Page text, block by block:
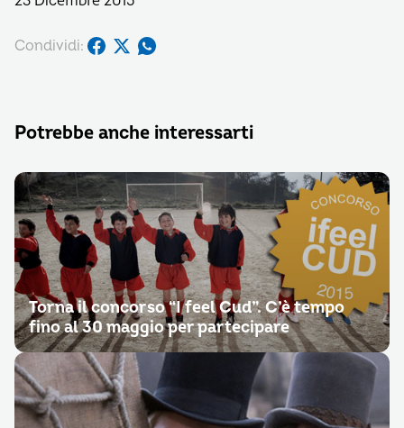
Condividi:
Potrebbe anche interessarti
Torna il concorso “I feel Cud”. C’è tempo
fino al 30 maggio per partecipare